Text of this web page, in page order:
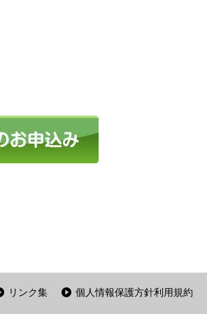
リンク集 個人情報保護方針利用規約